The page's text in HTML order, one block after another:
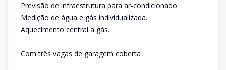
Previsão de infraestrutura para ar-condicionado.
Medição de água e gás individualizada.
Aquecimento central a gás.
Com três vagas de garagem coberta